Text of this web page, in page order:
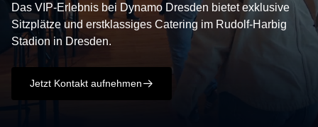
Das VIP-Erlebnis bei Dynamo Dresden bietet exklusive
Sitzplätze und erstklassiges Catering im Rudolf-Harbig
Stadion in Dresden.
Jetzt Kontakt aufnehmen􀄫